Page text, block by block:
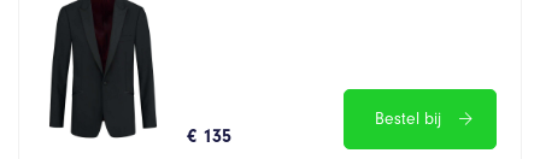
€ 135
Bestel bij